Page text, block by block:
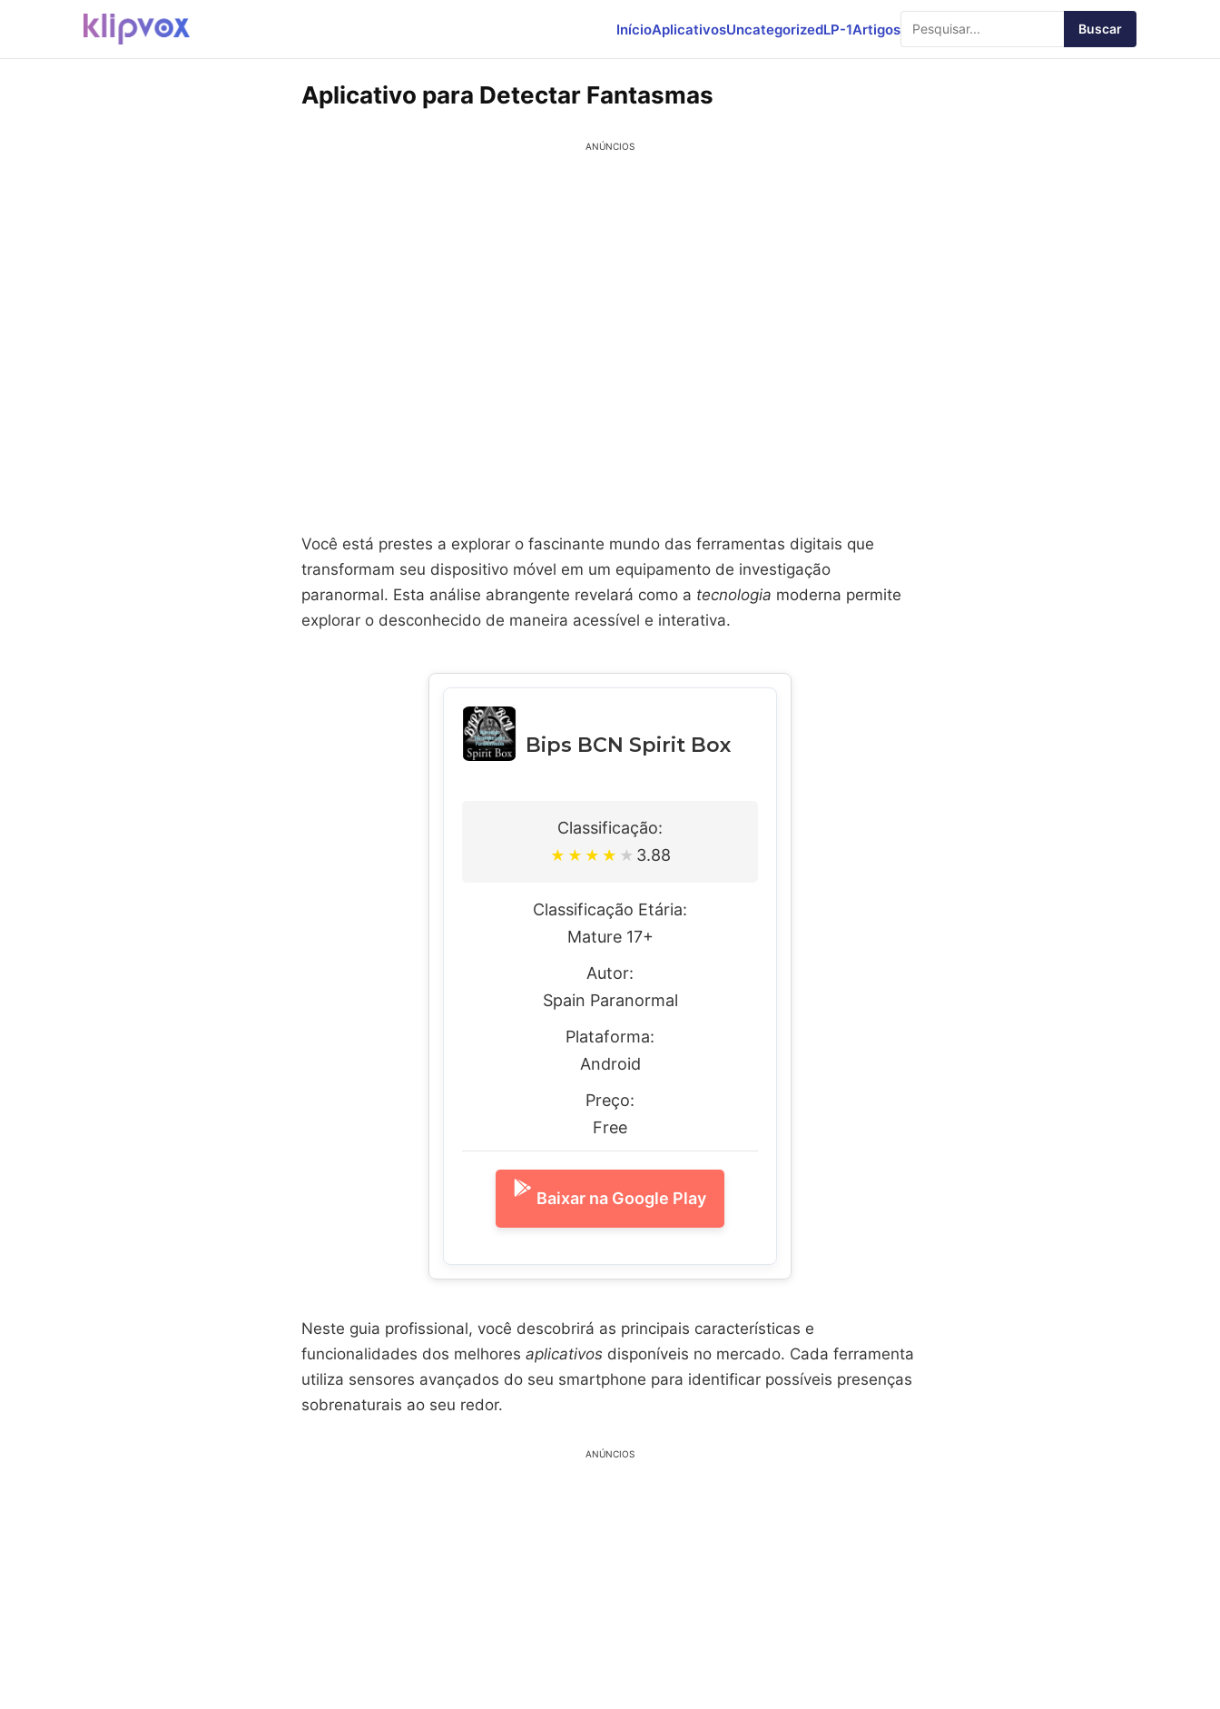
InícioAplicativosUncategorizedLP-1Artigos Buscar
Aplicativo para Detectar Fantasmas
ANÚNCIOS
Você está prestes a explorar o fascinante mundo das ferramentas digitais que
transformam seu dispositivo móvel em um equipamento de investigação
paranormal. Esta análise abrangente revelará como a tecnologia moderna permite
explorar o desconhecido de maneira acessível e interativa.
Bips BCN Spirit Box
Classificação:
★ ★ ★ ★ ★ 3.88
Classificação Etária:
Mature 17+
Autor:
Spain Paranormal
Plataforma:
Android
Preço:
Free
Baixar na Google Play
Neste guia profissional, você descobrirá as principais características e
funcionalidades dos melhores aplicativos disponíveis no mercado. Cada ferramenta
utiliza sensores avançados do seu smartphone para identificar possíveis presenças
sobrenaturais ao seu redor.
ANÚNCIOS